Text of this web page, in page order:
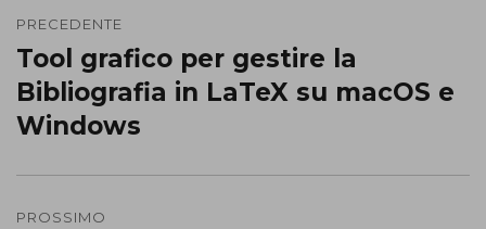
Navigazione
articoli
PRECEDENTE
Precedente
post:
Tool grafico per gestire la
Bibliografia in LaTeX su macOS e
Windows
PROSSIMO